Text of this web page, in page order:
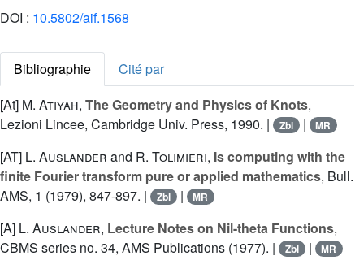
DOI : 10.5802/aif.1568
Bibliographie
Cité par
[At] M. Atiyah, The Geometry and Physics of Knots,
Lezioni Lincee, Cambridge Univ. Press, 1990. |
Zbl | MR
[AT] L. Auslander and R. Tolimieri, Is computing with the
finite Fourier transform pure or applied mathematics, Bull.
AMS, 1 (1979), 847-897. |
Zbl | MR
[A] L. Auslander, Lecture Notes on Nil-theta Functions,
CBMS series no. 34, AMS Publications (1977). |
Zbl | MR